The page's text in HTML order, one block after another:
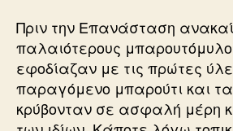
Πριν την Επανάσταση
παλαιότερους
εφοδίαζαν με τις πρώτες
παραγόμενο μπαρούτι και
κρύβονταν σε ασφαλή μέρη